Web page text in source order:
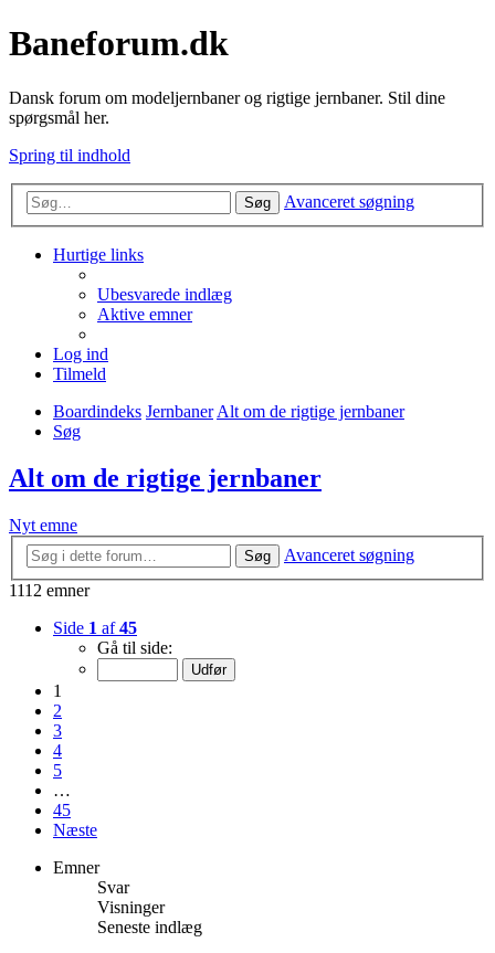
Baneforum.dk
Dansk forum om modeljernbaner og rigtige jernbaner. Stil dine
spørgsmål her.
Spring til indhold
Søg Avanceret søgning
Hurtige links
Ubesvarede indlæg
Aktive emner
Log ind
Tilmeld
Boardindeks JernbanerAlt om de rigtige jernbaner
Søg
Alt om de rigtige jernbaner
Nyt emne
Søg
Avanceret søgning
1112 emner
Side 1 af45
Gå til side:
1
2
3
4
5
…
45
Næste
Emner
Svar
Visninger
Seneste indlæg